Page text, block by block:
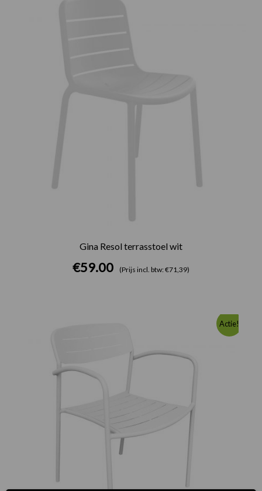
Gina Resol terrasstoel wit
€59.00 (Prijs incl. btw: €71,39)
Actie!
Oorspronkelijke